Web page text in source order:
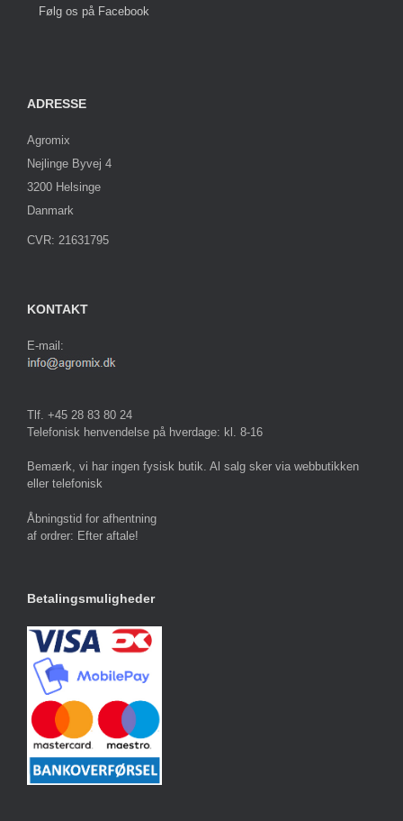
Følg os på Facebook
ADRESSE
Agromix
Nejlinge Byvej 4
3200 Helsinge
Danmark
CVR: 21631795
KONTAKT
E-mail:
Tlf. +45 28 83 80 24
Telefonisk henvendelse på hverdage: kl. 8-16
Bemærk, vi har ingen fysisk butik. Al salg sker via webbutikken
eller telefonisk
Åbningstid for afhentning
af ordrer: Efter aftale!
Betalingsmuligheder